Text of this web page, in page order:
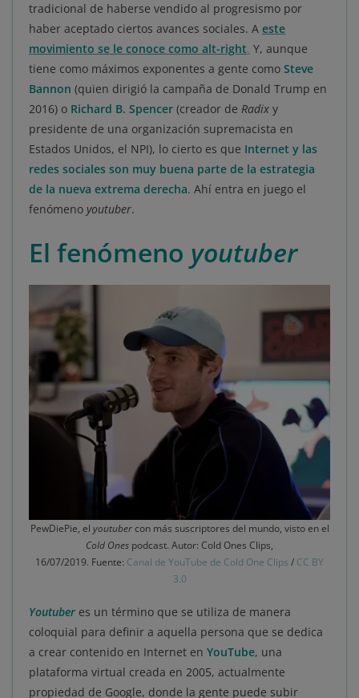
tradicional de haberse vendido al progresismo por
haber aceptado ciertos avances sociales. A este
movimiento se le conoce como alt-right. Y, aunque
tiene como máximos exponentes a gente como Steve
Bannon (quien dirigió la campaña de Donald Trump en
2016) o Richard B. Spencer (creador de Radix y
presidente de una organización supremacista en
Estados Unidos, el NPI), lo cierto es que Internet y las
redes sociales son muy buena parte de la estrategia
de la nueva extrema derecha. Ahí entra en juego el
fenómeno youtuber.
El fenómeno youtuber
PewDiePie, el youtubercon más suscriptores del mundo, visto en el
Cold Ones podcast. Autor: Cold Ones Clips,
16/07/2019. Fuente: Canal de YouTube de Cold One Clips / CC BY
3.0
Youtuber es un término que se utiliza de manera
coloquial para definir a aquella persona que se dedica
a crear contenido en Internet en YouTube, una
plataforma virtual creada en 2005, actualmente
propiedad de Google, donde la gente puede subir